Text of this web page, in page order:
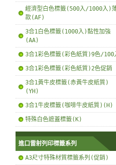
經濟型白色標籤(500入/1000入)
款(AF)
3合1白色標籤(1000入)黏性加強
(AA)
3合1彩色標籤(彩色紙質)9色/100
3合1彩色標籤(彩色紙質)2色促銷
3合1黃牛皮標籤(赤黃牛皮紙質)
(YH)
3合1牛皮標籤(咖啡牛皮紙質)(H)
特殊白色遮蓋標籤(K)
進口雷射列印標籤系列
A3尺寸特殊材質標籤系列(促銷)